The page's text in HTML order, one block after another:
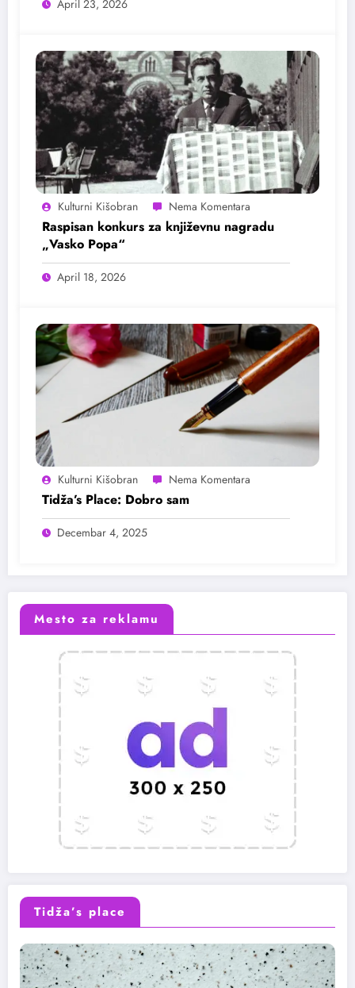
April 23, 2026
Kulturni Kišobran
Raspisan konkurs za književnu nagradu
„Vasko Popa“
April 18, 2026
Kulturni Kišobran
Tidža’s Place: Dobro sam
Decembar 4, 2025
Mesto za reklamu
Tidža’s place